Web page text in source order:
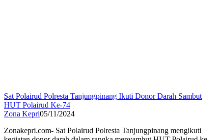
Sat Polairud Polresta Tanjungpinang Ikuti Donor Darah Sambut
HUT Polairud Ke-74
Zona Kepri05/11/2024
Zonakepri.com- Sat Polairud Polresta Tanjungpinang mengikuti